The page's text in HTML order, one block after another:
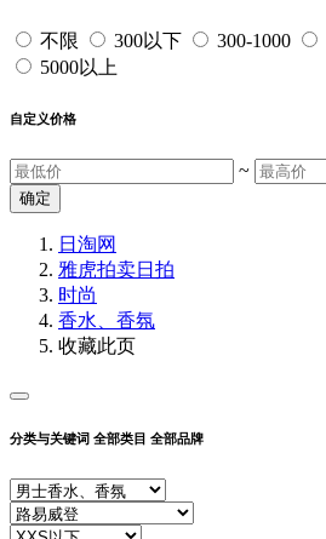
不限 300以下 300-1000
5000以上
自定义价格
~
确定
日淘网
雅虎拍卖日拍
时尚
香水、香氛
收藏此页
分类与关键词 全部类目 全部品牌